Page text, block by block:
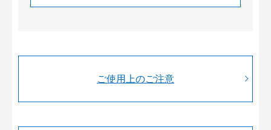
ご使用上のご注意